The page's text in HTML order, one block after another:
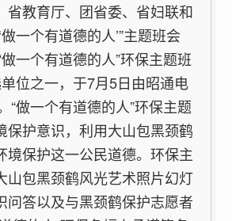
教育厅、团省委、省妇联和
一个有道德的人’”主题班会
一个有道德的人”环保主题班
位之一，于7月5日由昭通电
做一个有道德的人”环保主题
护意识，利用大山包黑颈鹤
保护这一公民道德。环保主
包黑颈鹤风光艺术照片幻灯
答以及与黑颈鹤保护志愿者